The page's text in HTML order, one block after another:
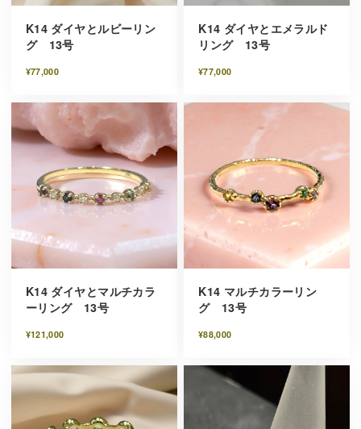
K14 ダイヤとルビーリン
グ 13号
¥77,000
K14 ダイヤとエメラルド
リング 13号
¥77,000
K14 ダイヤとマルチカラ
ーリング 13号
¥121,000
K14 マルチカラーリン
グ 13号
¥88,000